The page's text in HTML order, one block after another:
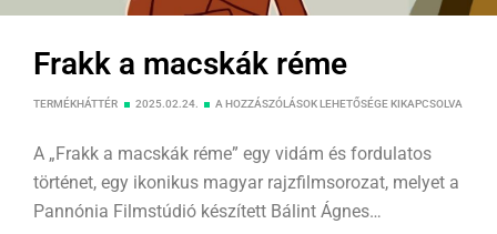
Frakk a macskák réme
TERMÉKHÁTTÉR 2025.02.24. A HOZZÁSZÓLÁSOK LEHETŐSÉGE KIKAPCSOLVA
A „Frakk a macskák réme” egy vidám és fordulatos
történet, egy ikonikus magyar rajzfilmsorozat, melyet a
Pannónia Filmstúdió készített Bálint Ágnes